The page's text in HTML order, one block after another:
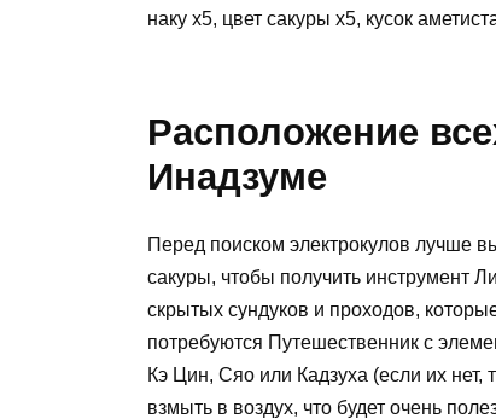
наку х5, цвет сакуры х5, кусок
Расположение
Инадзуме
Перед поиском электрокулов лучше
сакуры, чтобы получить инструмент
скрытых сундуков и проходов,
потребуются Путешественник с
Кэ Цин, Сяо или Кадзуха (если их нет,
взмыть в воздух, что будет очень